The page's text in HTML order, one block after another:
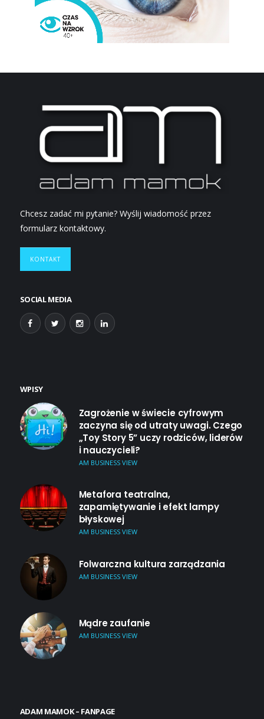
Chcesz zadać mi pytanie? Wyślij wiadomość przez
formularz kontaktowy.
KONTAKT
SOCIAL MEDIA
WPISY
Zagrożenie w świecie cyfrowym
zaczyna się od utraty uwagi. Czego
„Toy Story 5” uczy rodziców, liderów
i nauczycieli?
AM BUSINESS VIEW
Metafora teatralna,
zapamiętywanie i efekt lampy
błyskowej
AM BUSINESS VIEW
Folwarczna kultura zarządzania
AM BUSINESS VIEW
Mądre zaufanie
AM BUSINESS VIEW
ADAM MAMOK – FANPAGE